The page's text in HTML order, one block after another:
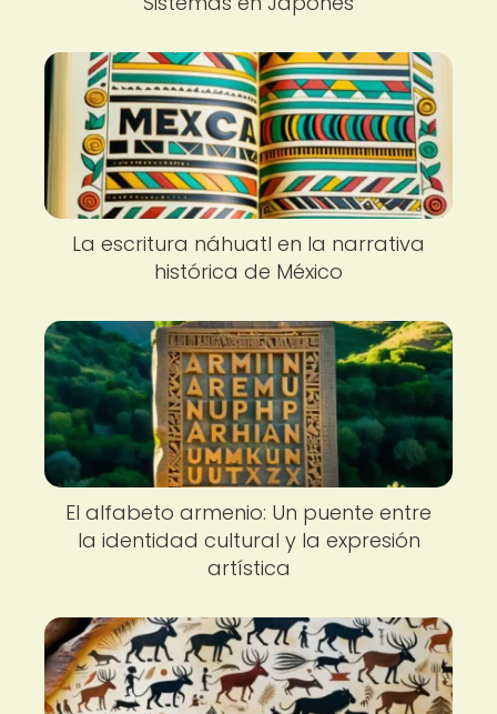
La escritura náhuatl en la narrativa
histórica de México
El alfabeto armenio: Un puente entre
la identidad cultural y la expresión
artística